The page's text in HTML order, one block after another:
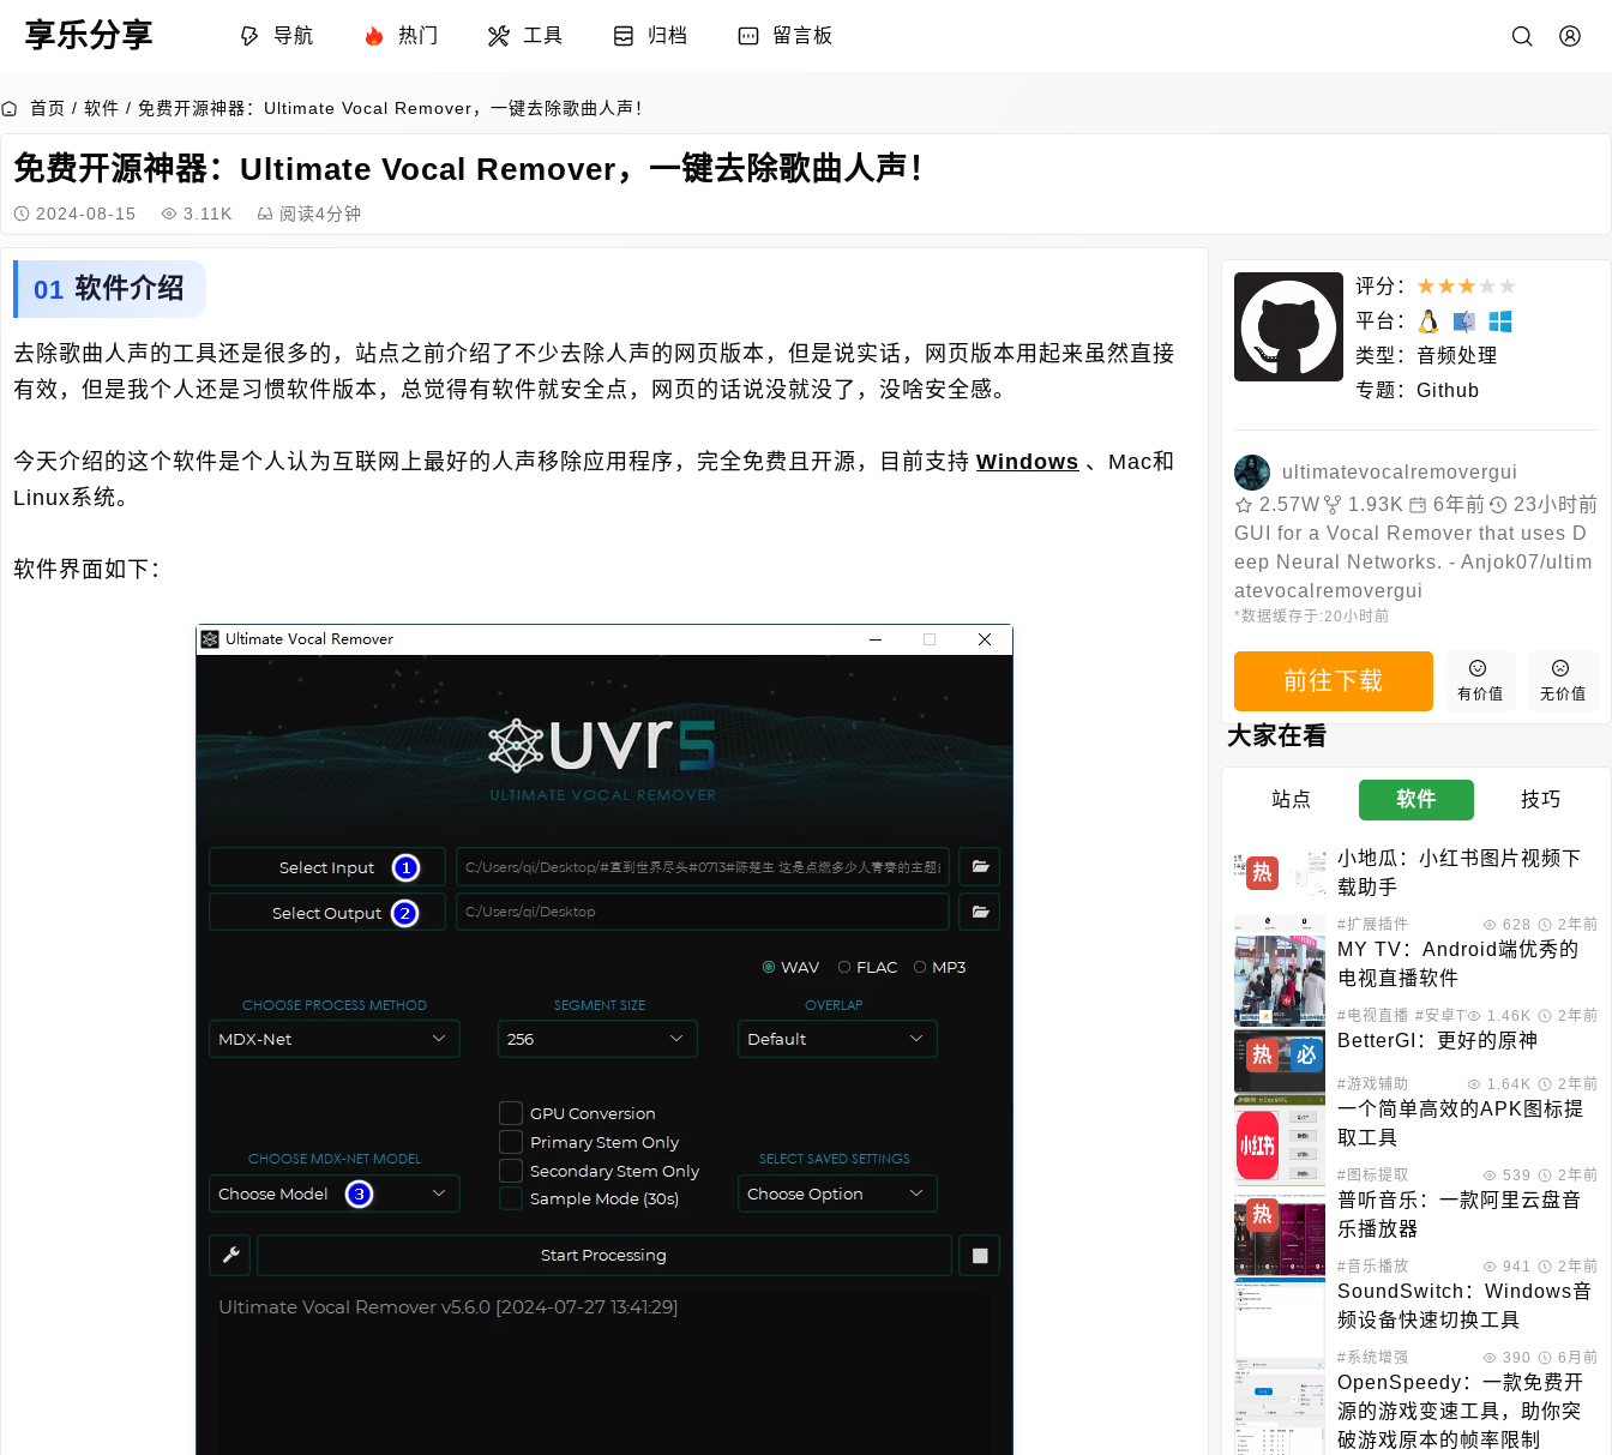
享乐分享 导航 热门 工具 归档 留言板
首页 / 软件 / 免费开源神器：Ultimate Vocal Remover，一键去除歌曲人声！
免费开源神器：Ultimate Vocal Remover，一键去除歌曲人声！
2024-08-15 3.11K 阅读4分钟
软件介绍
去除歌曲人声的工具还是很多的，站点之前介绍了不少去除人声的网页版本，但是说实话，网页版本用起来虽然直接
有效，但是我个人还是习惯软件版本，总觉得有软件就安全点，网页的话说没就没了，没啥安全感。
今天介绍的这个软件是个人认为互联网上最好的人声移除应用程序，完全免费且开源，目前支持 Windows 、Mac和
Linux系统。
软件界面如下：
评分： ★★★ ★ ★
平台：
类型：音频处理
专题：Github
ultimatevocalremovergui
2.57W
1.93K 6年前
23小时前
GUI for a Vocal Remover that uses D
eep Neural Networks. - Anjok07/ultim
atevocalremovergui
*数据缓存于:20小时前
前往下载 有价值 无价值
大家在看
站点 软件 技巧
热
小地瓜：小红书图片视频下
载助手
#扩展插件 628 2年前
MY TV：Android端优秀的
电视直播软件
#电视直播 #安卓TV 1.46K 2年前
热 必
BetterGI：更好的原神
#游戏辅助 1.64K 2年前
一个简单高效的APK图标提
取工具
#图标提取 539 2年前
热
普听音乐：一款阿里云盘音
乐播放器
#音乐播放 941 2年前
SoundSwitch：Windows音
频设备快速切换工具
#系统增强 390 6月前
OpenSpeedy：一款免费开
源的游戏变速工具，助你突
破游戏原本的帧率限制